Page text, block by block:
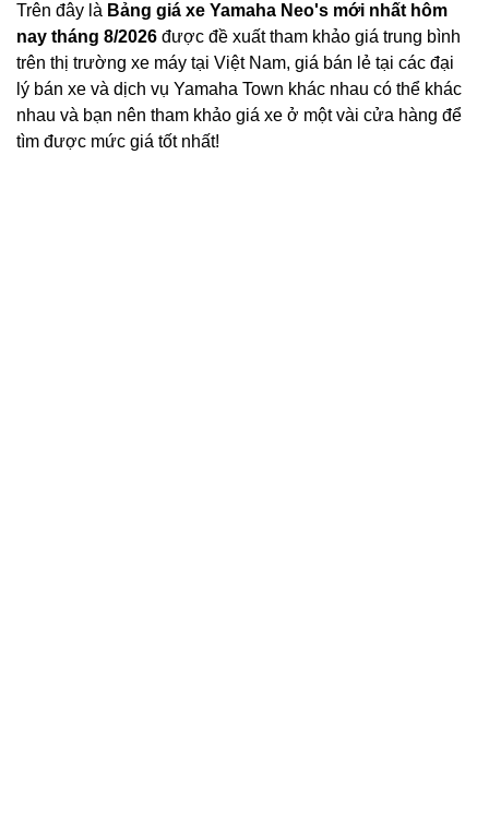
Trên đây là Bảng giá xe Yamaha Neo's mới nhất hôm
nay tháng 8/2026 được đề xuất tham khảo giá trung bình
trên thị trường xe máy tại Việt Nam, giá bán lẻ tại các đại
lý bán xe và dịch vụ Yamaha Town khác nhau có thể khác
nhau và bạn nên tham khảo giá xe ở một vài cửa hàng để
tìm được mức giá tốt nhất!